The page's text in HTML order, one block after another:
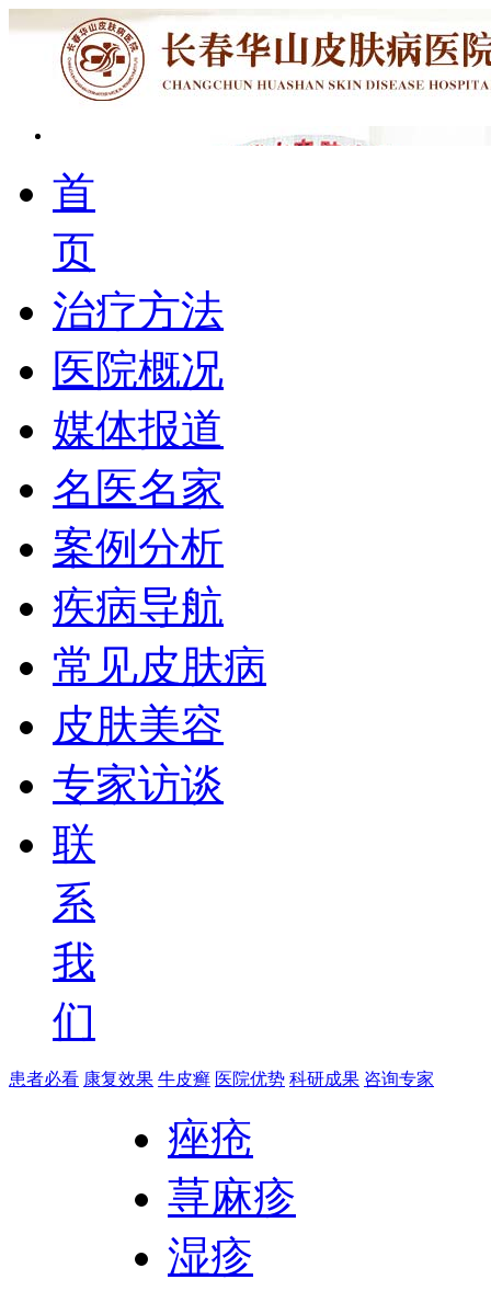
首
页
治疗方法
医院概况
媒体报道
名医名家
案例分析
疾病导航
常见皮肤病
皮肤美容
专家访谈
联
系
我
们
患者必看 康复效果 牛皮癣 医院优势 科研成果 咨询专家
痤疮
荨麻疹
湿疹